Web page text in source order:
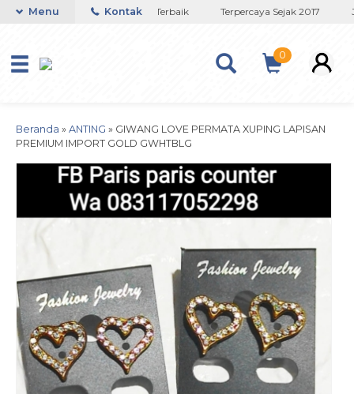
Toko Titanium Lapisan Emas Terbaik Terpercaya Sejak 2017
Menu Kontak
0
Beranda » ANTING » GIWANG LOVE PERMATA XUPING LAPISAN
PREMIUM IMPORT GOLD GWHTBLG